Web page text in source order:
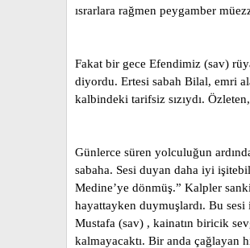
ısrarlara rağmen peygamber
Fakat bir gece Efendimiz (sav)
diyordu. Ertesi sabah Bilal, emri
kalbindeki tarifsiz sızıydı.
Günlerce süren yolculuğun
sabaha. Sesi duyan daha iyi
Medine’ye dönmüş.” Kalpler
hayattayken duymuşlardı. Bu
Mustafa (sav) , kainatın biricik
kalmayacaktı. Bir anda çağlayan